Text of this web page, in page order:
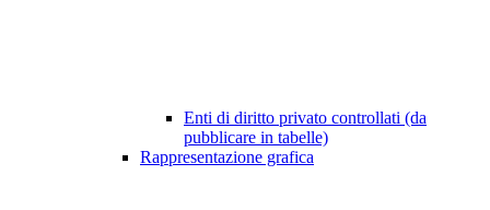
Enti di diritto privato controllati (da
pubblicare in tabelle)
Rappresentazione grafica